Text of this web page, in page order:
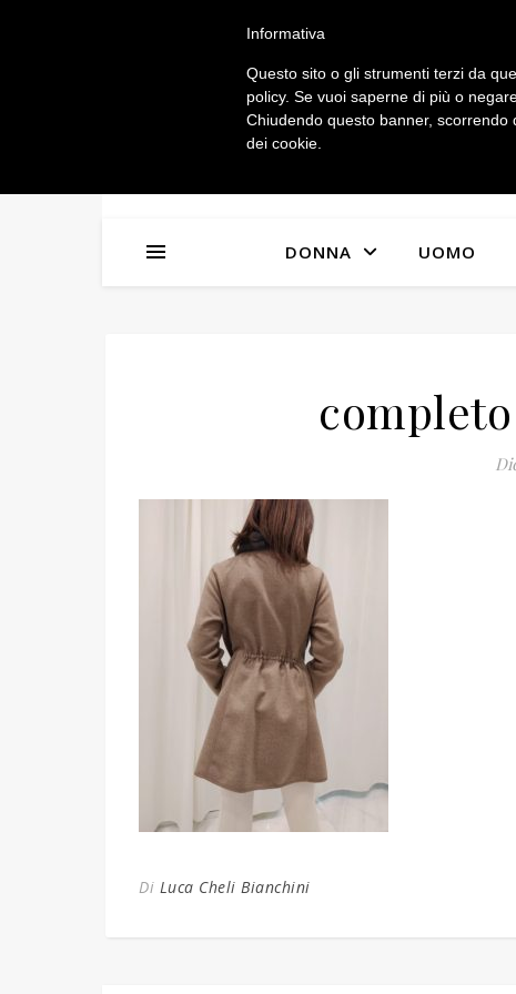
IL MIO ACCOUNT
DONNA UOMO
Di Luca Cheli Bianchini
Informativa
Questo sito o gli strumenti terzi da
policy. Se vuoi saperne di più o
Chiudendo questo banner, scorrendo
dei cookie.